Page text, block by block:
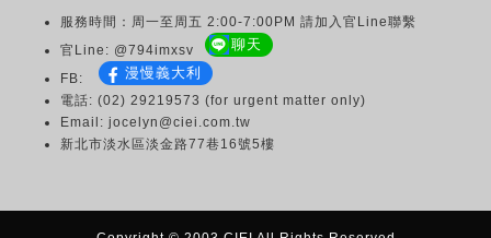
服務時間：周一至周五 2:00-7:00PM 請加入官Line聯繫
官Line: @794imxsv
聊天
FB: 漫慢義大利
電話: (02) 29219573 (for urgent matter only)
Email: jocelyn@ciei.com.tw
新北市淡水區淡金路77巷16號5樓